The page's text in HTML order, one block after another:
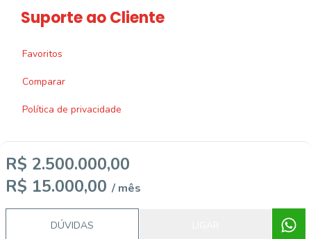
R$ 2.500.000,00
R$ 15.000,00 / mês
DÚVIDAS
Suporte ao Cliente
Favoritos
Comparar
Política de privacidade
Imobiliária Certificada:
Selo de Tecnologia Loft